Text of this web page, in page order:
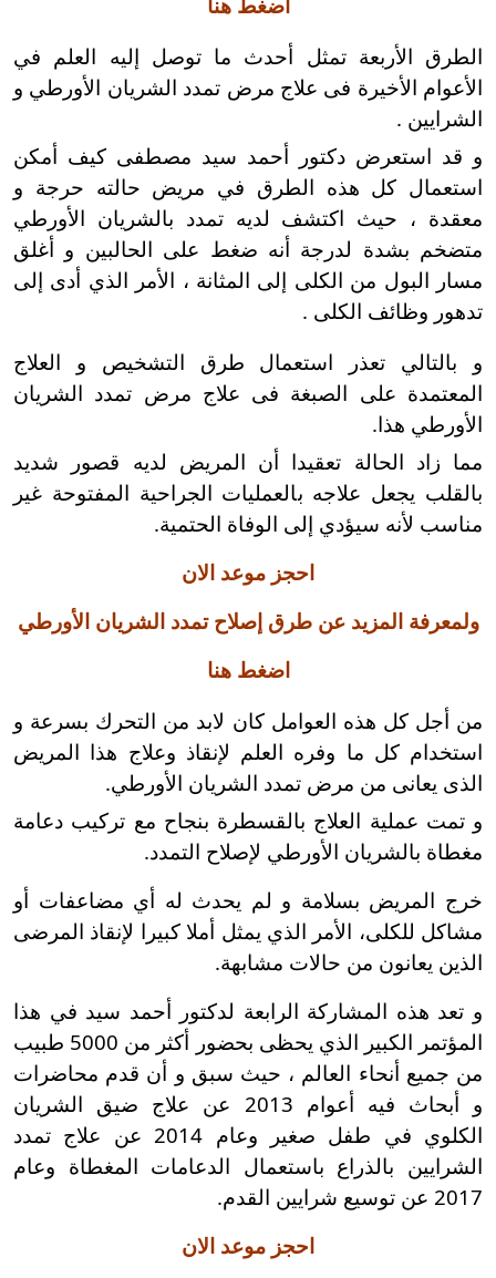
الطرق الأربعة تمثل أحدث ما توصل إليه العلم في
الأعوام الأخيرة فى علاج مرض تمدد الشريان الأورطي و
الشرايين .
و قد استعرض دكتور أحمد سيد مصطفى كيف أمكن
استعمال كل هذه الطرق في مريض حالته حرجة و
معقدة ، حيث اكتشف لديه تمدد بالشريان الأورطي
متضخم بشدة لدرجة أنه ضغط على الحالبين و أغلق
مسار البول من الكلى إلى المثانة ، الأمر الذي أدى إلى
تدهور وظائف الكلى .
و بالتالي تعذر استعمال طرق التشخيص و العلاج
المعتمدة على الصبغة فى علاج مرض تمدد الشريان
الأورطي هذا.
مما زاد الحالة تعقيدا أن المريض لديه قصور شديد
بالقلب يجعل علاجه بالعمليات الجراحية المفتوحة غير
مناسب لأنه سيؤدي إلى الوفاة الحتمية.
احجز موعد الان
ولمعرفة المزيد عن طرق إصلاح تمدد الشريان الأورطي
اضغط هنا
من أجل كل هذه العوامل كان لابد من التحرك بسرعة و
استخدام كل ما وفره العلم لإنقاذ وعلاج هذا المريض
الذى يعانى من مرض تمدد الشريان الأورطي.
و تمت عملية العلاج بالقسطرة بنجاح مع تركيب دعامة
مغطاة بالشريان الأورطي لإصلاح التمدد.
خرج المريض بسلامة و لم يحدث له أي مضاعفات أو
مشاكل للكلى، الأمر الذي يمثل أملا كبيرا لإنقاذ المرضى
الذين يعانون من حالات مشابهة.
و تعد هذه المشاركة الرابعة لدكتور أحمد سيد في هذا
المؤتمر الكبير الذي يحظى بحضور أكثر من 5000 طبيب
من جميع أنحاء العالم ، حيث سبق و أن قدم محاضرات
و أبحاث فيه أعوام 2013 عن علاج ضيق الشريان
الكلوي في طفل صغير وعام 2014 عن علاج تمدد
الشرايين بالذراع باستعمال الدعامات المغطاة وعام
2017 عن توسيع شرايين القدم.
احجز موعد الان